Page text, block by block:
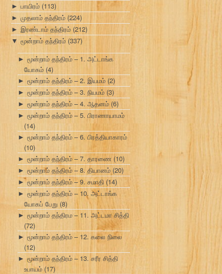
► பாயிரம் (113)
► முதலாம் தந்திரம் (224)
► இரண்டாம் தந்திரம் (212)
▼ மூன்றாம் தந்திரம் (337)
► மூன்றாம் தந்திரம் – 1. அட்டாங்க
யோகம் (4)
► மூன்றாம் தந்திரம் – 2. இயமம் (2)
► மூன்றாம் தந்திரம் – 3. நியமம் (3)
► மூன்றாம் தந்திரம் – 4. ஆதனம் (6)
► மூன்றாம் தந்திரம் – 5. பிராணாயாமம்
(14)
► மூன்றாம் தந்திரம் – 6. பிரத்தியாகாரம்
(10)
► மூன்றாம் தந்திரம் – 7. தாரணை (10)
► மூன்றாம் தந்திரம் – 8. தியானம் (20)
► மூன்றாம் தந்திரம் – 9. சமாதி (14)
► மூன்றாம் தந்திரம் – 10. அட்டாங்க
யோகப் பேறு (8)
► மூன்றாம் தந்திரம – 11. அட்டமா சித்தி
(72)
► மூன்றாம் தந்திரம் – 12. கலை நிலை
(12)
► மூன்றாம் தந்திரம் – 13. சரீர சித்தி
உபாயம் (17)